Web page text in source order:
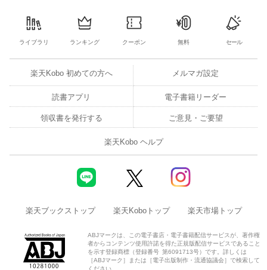
ライブラリ ランキング クーポン 無料 セール
楽天Kobo 初めての方へ メルマガ設定
読書アプリ 電子書籍リーダー
領収書を発行する ご意見・ご要望
楽天Kobo ヘルプ
楽天ブックストップ 楽天Koboトップ 楽天市場トップ
ABJマークは、この電子書店・電子書籍配信サービスが、著作権
者からコンテンツ使用許諾を得た正規版配信サービスであること
を示す登録商標（登録番号 第6091713号）です。詳しくは
［ABJマーク］または［電子出版制作・流通協議会］で検索して
ください。